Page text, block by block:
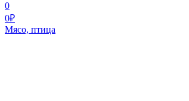
0
0₽
Мясо, птица